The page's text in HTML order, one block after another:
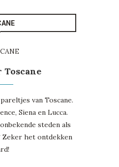
Toscane
van Toscane.
Siena enLucca.
steden als
Zeker het ontdekken